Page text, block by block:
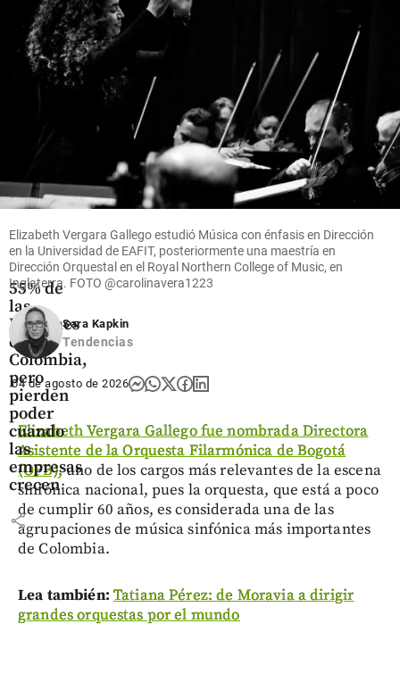
embajador
de EE. UU.
en
Colombia
digitales
share
Economía
Mujeres
lideran el
55% de
las
MiPymes
en
Colombia,
pero
pierden
poder
cuando
las
empresas
crecen
share
Elizabeth Vergara Gallego estudió Música con énfasis en Dirección
en la Universidad de EAFIT, posteriormente una maestría en
Dirección Orquestal en el Royal Northern College of Music, en
Inglaterra. FOTO @carolinavera1223
Sara Kapkin
Tendencias
04 de agosto de 2026
Elizabeth Vergara Gallego fue nombrada Directora
Asistente de la Orquesta Filarmónica de Bogotá
(OFB),uno de los cargos más relevantes de la escena
sinfónica nacional, pues la orquesta, que está a poco
de cumplir 60 años, es considerada una de las
agrupaciones de música sinfónica más importantes
de Colombia.
Lea también: Tatiana Pérez: de Moravia a dirigir
grandes orquestas por el mundo